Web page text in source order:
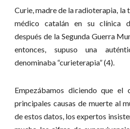
Curie, madre de la radioterapia, la
médico catalán en su clínica
después de la Segunda Guerra
entonces, supuso una
denominaba “curieterapia” (4).
Empezábamos diciendo que el
principales causas de muerte al
de estos datos, los expertos